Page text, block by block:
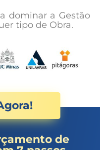
dominar a Gestão
tipo de Obra.
de